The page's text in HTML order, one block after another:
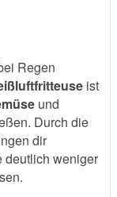
Regen
ist
und
Durch die
dir
deutlich weniger